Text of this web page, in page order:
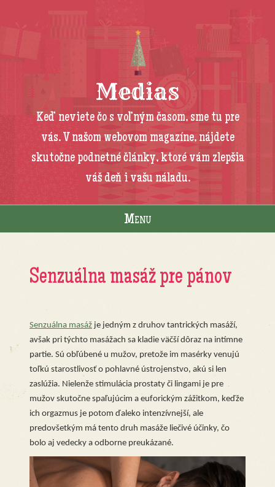
Medias
Keď neviete čo s voľným časom, sme tu pre
vás. V našom webovom magazíne, nájdete
skutočne podnetné články, ktoré vám zlepšia
váš deň i vašu náladu.
Menu
Senzuálna masáž pre pánov
Senzuálna masáž je jedným z druhov tantrických masáží,
avšak pri týchto masážach sa kladie väčší dôraz na intímne
partie. Sú obľúbené u mužov, pretože im masérky venujú
toľkú starostlivosť o pohlavné ústrojenstvo, akú si len
zaslúžia. Nielenže stimulácia prostaty či lingami je pre
mužov skutočne spaľujúcim a euforickým zážitkom, keďže
ich orgazmus je potom ďaleko intenzívnejší, ale
predovšetkým má tento druh masáže liečivé účinky, čo
bolo aj vedecky a odborne preukázané.